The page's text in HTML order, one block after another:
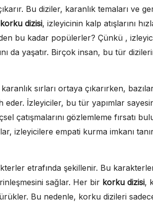
Bu diziler, karanlık temaları ve
korku dizisi, izleyicinin kalp atışlarını
bu kadar popülerler? Çünkü ,
da yaşatır. Birçok insan, bu tür
sırları ortaya çıkarırken,
eder. İzleyiciler, bu tür yapımlar
çatışmalarını gözlemleme fırsatı
izleyicilere empati kurma imkanı
etrafında şekillenir. Bu
sağlar. Her bir korku dizisi,
Bu nedenle, korku dizileri